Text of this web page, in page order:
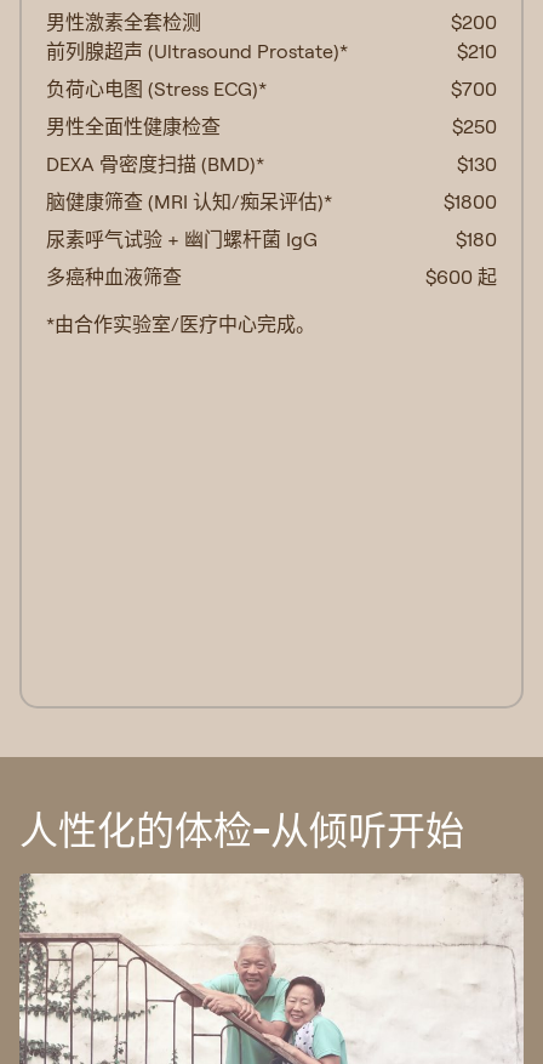
男性激素全套检测
$200
前列腺超声 (Ultrasound Prostate)*
$210
负荷心电图 (Stress ECG)*
$700
男性全面性健康检查
$250
DEXA 骨密度扫描 (BMD)*
$130
脑健康筛查 (MRI 认知/痴呆评估)*
$1800
尿素呼气试验 + 幽门螺杆菌 IgG
$180
多癌种血液筛查
$600 起
*由合作实验室/医疗中心完成。
人性化的体检-从倾听开始